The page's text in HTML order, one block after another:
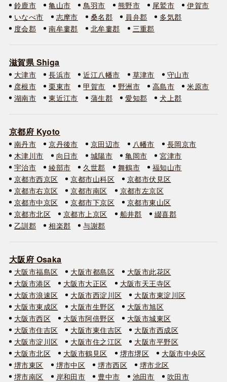
鈴鹿市
亀山市 鳥羽市 熊野市 尾鷲市
伊賀市
いなべ市
志摩市 桑名郡 員弁郡
多気郡
度会郡
南牟婁郡 北牟婁郡 三重郡
滋賀県 Shiga
大津市 長浜市 近江八幡市 草津市
守山市
彦根市
栗東市 甲賀市 野洲市 高島市
米原市
湖南市
東近江市 蒲生郡 愛知郡 犬上郡
京都府 Kyoto
南丹市 京丹後市 京田辺市 八幡市
長岡京市
木津川市
向日市 城陽市 亀岡市
宮津市
宇治市
綾部市 久世郡 舞鶴市
福知山市
京都市西京区
京都市山科区
京都市伏見区
京都市右京区
京都市南区
京都市左京区
京都市中京区
京都市下京区
京都市東山区
京都市北区
京都市上京区 船井郡
綴喜郡
乙訓郡
相楽郡 与謝郡
大阪府 Osaka
大阪市福島区 大阪市都島区
大阪市此花区
大阪市港区
大阪市大正区
大阪市天王寺区
大阪市浪速区
大阪市西淀川区
大阪市東淀川区
大阪市東成区
大阪市生野区
大阪市旭区
大阪市西区
大阪市阿倍野区
大阪市城東区
大阪市住吉区
大阪市東住吉区
大阪市西成区
大阪市淀川区
大阪市住之江区
大阪市平野区
大阪市北区
大阪市鶴見区 堺市堺区
大阪市中央区
堺市東区
堺市中区 堺市西区
堺市北区
堺市南区
岸和田市 豊中市 池田市
吹田市